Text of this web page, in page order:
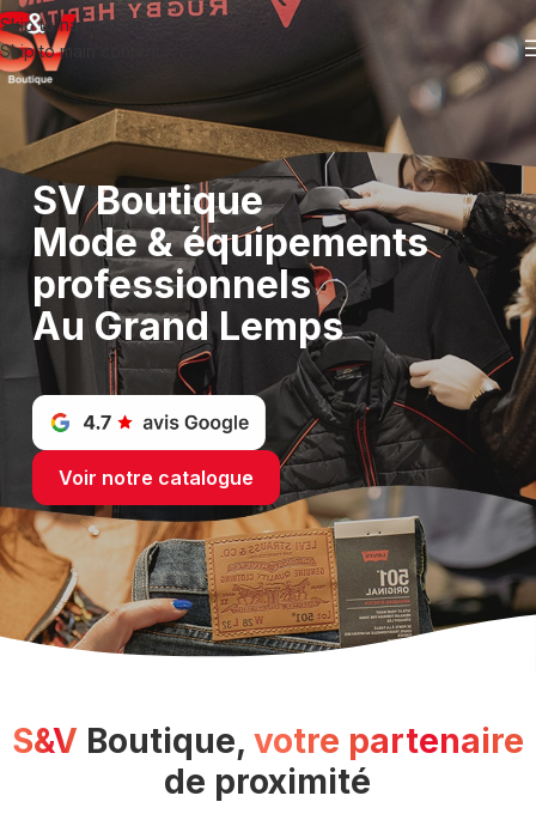
Skip to navigation
Skip to main content
SV Boutique
Mode & équipements
professionnels
Au Grand Lemps
Voir notre catalogue
S&V Boutique, votre partenaire
de proximité